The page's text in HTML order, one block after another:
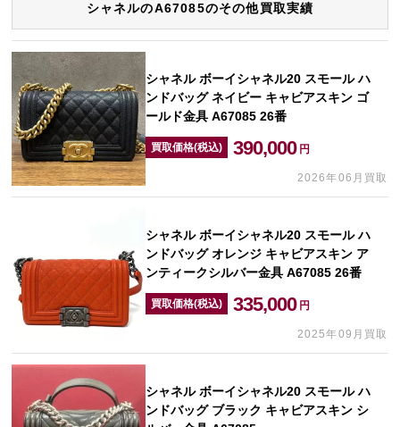
シャネルのA67085のその他買取実績
シャネル ボーイシャネル20 スモール ハ
ンドバッグ ネイビー キャビアスキン ゴ
ールド金具 A67085 26番
買取価格(税込) 390,000 円
2026年06月買取
シャネル ボーイシャネル20 スモール ハ
ンドバッグ オレンジ キャビアスキン ア
ンティークシルバー金具 A67085 26番
買取価格(税込) 335,000 円
2025年09月買取
シャネル ボーイシャネル20 スモール ハ
ンドバッグ ブラック キャビアスキン シ